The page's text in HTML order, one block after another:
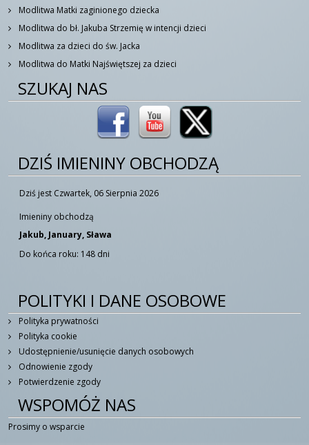
Modlitwa Matki zaginionego dziecka
Modlitwa do bł. Jakuba Strzemię w intencji dzieci
Modlitwa za dzieci do św. Jacka
Modlitwa do Matki Najświętszej za dzieci
SZUKAJ NAS
DZIŚ IMIENINY OBCHODZĄ
Dziś jest Czwartek, 06 Sierpnia 2026
Imieniny obchodzą
Jakub, January, Sława
Do końca roku: 148 dni
POLITYKI I DANE OSOBOWE
Polityka prywatności
Polityka cookie
Udostępnienie/usunięcie danych osobowych
Odnowienie zgody
Potwierdzenie zgody
WSPOMÓŻ NAS
Prosimy o wsparcie